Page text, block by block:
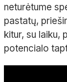
neturėtume
pastatų,
kitur, su laiku,
potencialo